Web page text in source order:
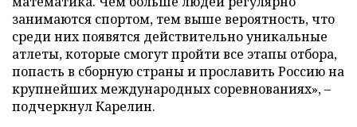
занимаются спортом, тем выше вероятность, что
среди них появятся действительно уникальные
атлеты, которые смогут пройти все этапы отбора,
попасть в сборную страны и прославить Россию на
крупнейших международных соревнованиях», –
подчеркнул Карелин.